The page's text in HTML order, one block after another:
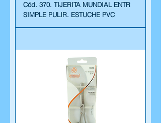
Cód. 370. TIJERITA MUNDIAL ENTR
SIMPLE PULIR. ESTUCHE PVC